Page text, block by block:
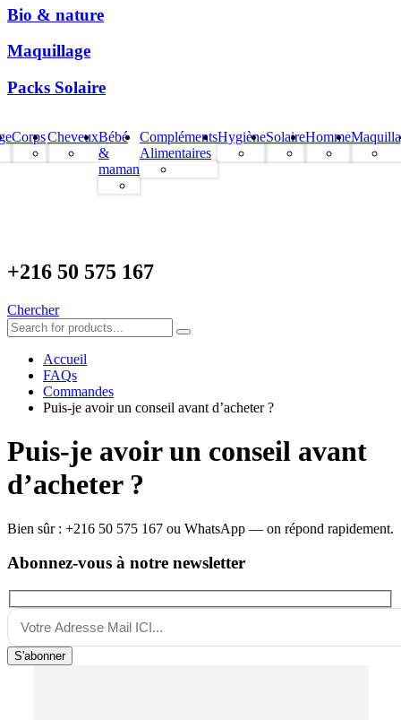
Bio & nature
Maquillage
Packs Solaire
CorpsCheveuxBébé
&
maman
Compléments
Alimentaires
HygièneSolaireHomme
+216 50 575 167
Chercher
Accueil
FAQs
Commandes
Puis-je avoir un conseil avant d’acheter ?
Puis-je avoir un conseil avant
d’acheter ?
Bien sûr : +216 50 575 167 ou WhatsApp — on répond rapidement.
Abonnez-vous à notre newsletter
S'abonner